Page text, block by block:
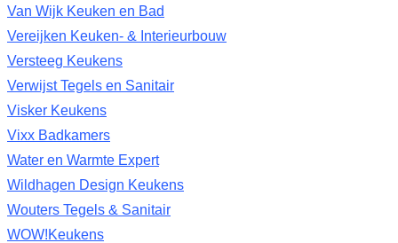
Van Wijk Keuken en Bad
Vereijken Keuken- & Interieurbouw
Versteeg Keukens
Verwijst Tegels en Sanitair
Visker Keukens
Vixx Badkamers
Water en Warmte Expert
Wildhagen Design Keukens
Wouters Tegels & Sanitair
WOW!Keukens